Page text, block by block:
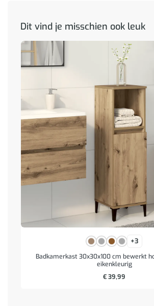
Dit vind je misschien ook leuk
+3
Badkamerkast 30x30x100 cm bewerkt
eikenkleurig
€39,99